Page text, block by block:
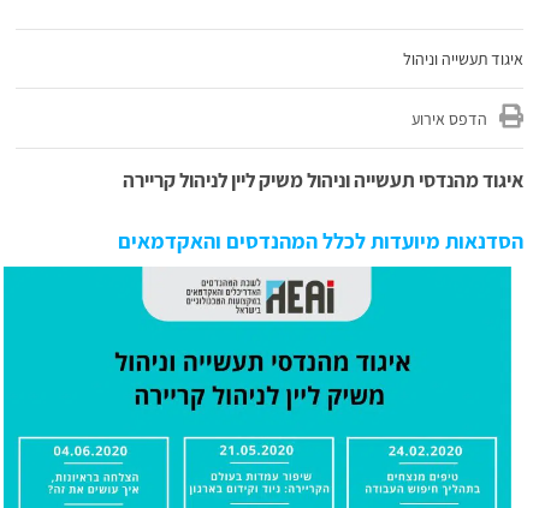
איגוד תעשייה וניהול
הדפס אירוע
איגוד מהנדסי תעשייה וניהול משיק ליין לניהול קריירה
הסדנאות מיועדות לכלל המהנדסים והאקדמאים